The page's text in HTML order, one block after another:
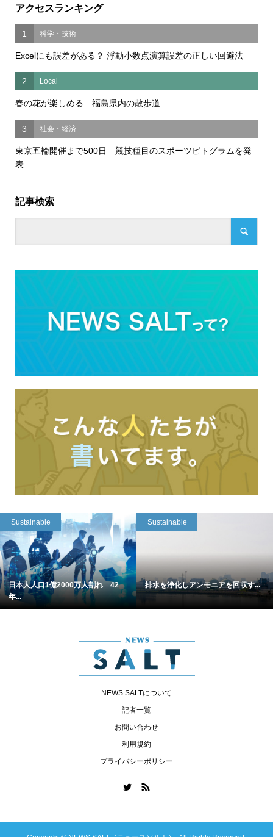
アクセスランキング
1 科学・技術
Excelにも誤差がある？ 浮動小数点演算誤差の正しい回避法
2 Local
春の花が楽しめる 福島県内の散歩道
3 社会・経済
東京五輪開催まで500日 競技種目のスポーツピトグラムを発
表
記事検索
Sustainable
日本人人口1億2000万人割れ 42
年...
Sustainable
排水を浄化しアンモニアを回収す...
NEWS SALTについて
記者一覧
お問い合わせ
利用規約
プライバシーポリシー